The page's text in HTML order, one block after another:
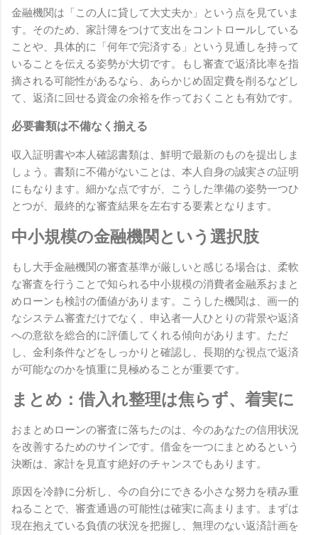
金融機関は「この人に貸して大丈夫か」という点を見ていま
す。そのため、家計簿をつけて支出をコントロールしている
ことや、具体的に「何年で完済する」という見通しを持って
いることを伝える姿勢が大切です。もし審査で返済比率を指
摘される可能性があるなら、あらかじめ固定費を削るなどし
て、返済に回せる資金の余裕を作っておくことも有効です。
必要書類は不備なく揃える
収入証明書や本人確認書類は、鮮明で最新のものを提出しま
しょう。書類に不備がないことは、本人自身の誠実さの証明
にもなります。細かな点ですが、こうした準備の姿勢一つひ
とつが、最終的な審査結果を左右する要素となります。
中小規模の金融機関という選択肢
もし大手金融機関の審査基準が厳しいと感じる場合は、柔軟
な審査を行うことで知られる中小規模の消費者金融系おまと
めローンも検討の価値があります。こうした機関は、画一的
なシステム審査だけでなく、申込者一人ひとりの背景や返済
への意欲を総合的に評価してくれる傾向があります。ただ
し、金利条件などをしっかりと確認し、長期的な視点で返済
が可能なのかを慎重に見極めることが重要です。
まとめ：借入れ整理は焦らず、着実に
おまとめローンの審査に落ちたのは、今のあなたの信用状況
を改善するためのサインです。借金を一つにまとめるという
決断は、家計を見直す絶好のチャンスでもあります。
原因を冷静に分析し、今の自分にできる小さな努力を積み重
ねることで、審査通過の可能性は確実に高まります。まずは
現在抱えている負債の状況を把握し、無理のない返済計画を